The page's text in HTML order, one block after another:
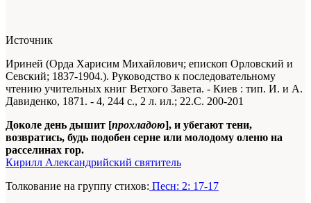
Источник
Ириней (Орда Харисим Михайлович; епископ Орловский и
Севский; 1837-1904.). Руководство к последовательному
чтению учительных книг Ветхого Завета. - Киев : тип. И. и А.
Давиденко, 1871. - 4, 244 с., 2 л. ил.; 22.С. 200-201
Доколе день дышит [прохладою], и убегают тени,
возвратись, будь подобен серне или молодому оленю на
расселинах гор.
Кирилл Александрийский святитель
Толкование на группу стихов: Песн: 2: 17-17